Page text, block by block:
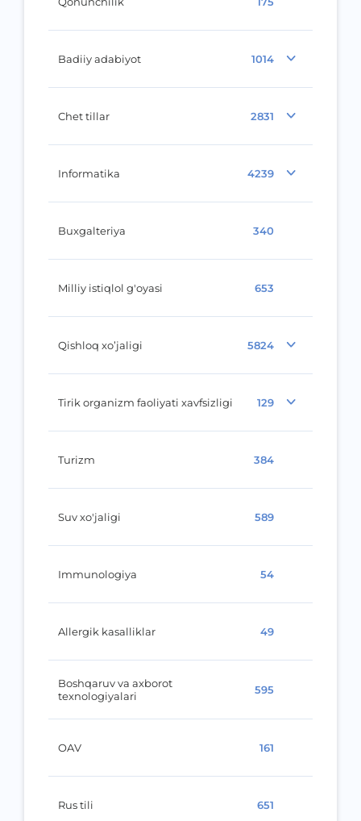
Badiiy adabiyot 1014
Chet tillar 2831
Informatika 4239
Buxgalteriya 340
Milliy istiqlol g'oyasi 653
Qishloq xo’jaligi 5824
Tirik organizm faoliyati xavfsizligi 129
Turizm 384
Suv xo'jaligi 589
Immunologiya 54
Allergik kasalliklar 49
Boshqaruv va axborot
texnologiyalari
595
OAV 161
Rus tili 651